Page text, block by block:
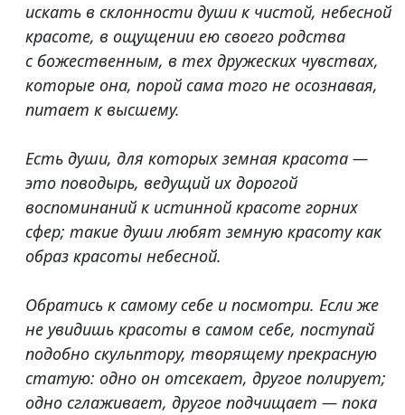
искать в склонности души к чистой, небесной
красоте, в ощущении ею своего родства
с божественным, в тех дружеских чувствах,
которые она, порой сама того не осознавая,
питает к высшему.
Есть души, для которых земная красота —
это поводырь, ведущий их дорогой
воспоминаний к истинной красоте горних
сфер; такие души любят земную красоту как
образ красоты небесной.
Обратись к самому себе и посмотри. Если же
не увидишь красоты в самом себе, поступай
подобно скульптору, творящему прекрасную
статую: одно он отсекает, другое полирует;
одно сглаживает, другое подчищает — пока